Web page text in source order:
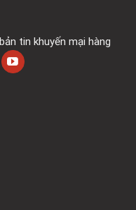
tin khuyến mại hàng